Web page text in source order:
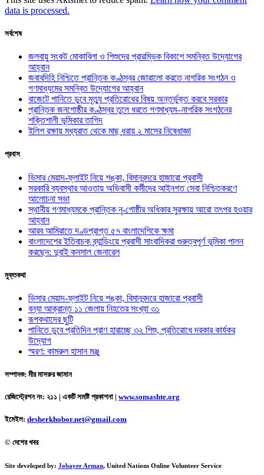
data is processed.
সর্বশেষ
জলবায়ু সংকট মোকাবিলা ও শিশুদের প্রারম্ভিক বিকাশে সমন্বিত উদ্যোগের
আহ্বান
জবাবদিহি নিশ্চিতে প্রান্তিক কণ্ঠস্বর জোরালো করতে নাগরিক সংগঠন ও
গণমাধ্যমের সমন্বিত উদ্যোগের আহ্বান
বাজেটে পানিতে ডুবে মৃত্যু প্রতিরোধের বিষয় অন্তর্ভুক্ত করবে সরকার
প্রান্তিক জনগোষ্ঠীর কণ্ঠস্বর তুলে ধরতে গণমাধ্যম–নাগরিক সংগঠনের
শক্তিশালী ভূমিকার তাগিদ
ইলিশ রক্ষায় মধ্যরাত থেকে মাছ ধরায় ২ মাসের নিষেধাজ্ঞা
প্রবাস
ভিসার মেয়াদ-ফ্লাইট নিয়ে শঙ্কা, বিমানবন্দরে হাজারো প্রবাসী
সরকারি ব্যবস্থার আওতায় অভিবাসী কর্মীদের আইনগত সেবা নিশ্চিতকরণে
আলোচনা সভা
স্থানীয় গণমাধ্যমকে প্রান্তিক নৃ-গোষ্ঠীর অধিকার সুরক্ষায় আরো তৎপর হওয়ার
আহ্বান
আরব আমিরাতে দণ্ডপ্রাপ্ত ৫৭ বাংলাদেশিকে ক্ষমা
বাংলাদেশের ইতিবাচক ব্র্যান্ডিংয়ে প্রবাসী সাংবাদিকরা গুরুত্বপূর্ণ ভূমিকা পালন
করছেন: দুবাই কনসাল জেনারেল
মুক্তকথা
ভিসার মেয়াদ-ফ্লাইট নিয়ে শঙ্কা, বিমানবন্দরে হাজারো প্রবাসী
বন্যা আক্রান্ত ১১ জেলায় নিহতের সংখ্যা ৩১
রূপকথাদের ছুটি
পানিতে ডুবে প্রতিদিন প্রাণ হারাচ্ছে ৩২ শিশু, প্রতিরোধে দরকার কার্যকর
উদ্যোগ
স্মরণ: কামরুল হাসান মঞ্জু
সম্পাদক: মীর মাসরুর জামান
রেজিস্ট্রেশন নং: ২১১ | একটি সমষ্টি প্রকাশনা | www.somashte.org
ইমেইল: desherkhobor.net@gmail.com
© দেশের খবর
Site developed by: Jobayer Arman, United Nations Online Volunteer Service